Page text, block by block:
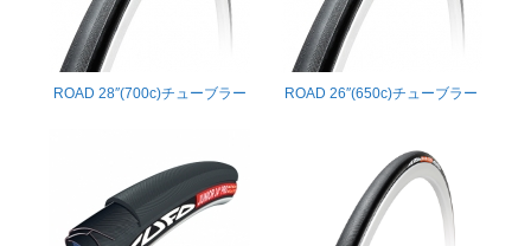
ROAD 28″(700c)チューブラー ROAD 26″(650c)チューブラー